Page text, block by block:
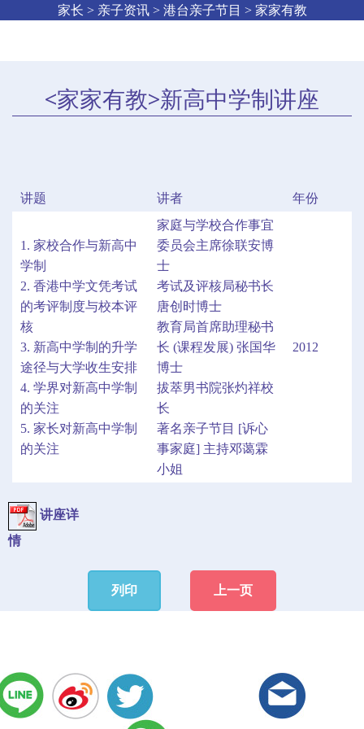
家长 > 亲子资讯 > 港台亲子节目 > 家家有教
<家家有教>新高中学制讲座
讲题 讲者 年份
1. 家校合作与新高中
学制
2. 香港中学文凭考试
的考评制度与校本评
核
3. 新高中学制的升学
途径与大学收生安排
4. 学界对新高中学制
的关注
5. 家长对新高中学制
的关注
家庭与学校合作事宜
委员会主席徐联安博
士
考试及评核局秘书长
唐创时博士
教育局首席助理秘书
长 (课程发展) 张国华
博士
拔萃男书院张灼祥校
长
著名亲子节目 [诉心
事家庭] 主持邓蔼霖
小姐
2012
讲座详
情
列印 上一页